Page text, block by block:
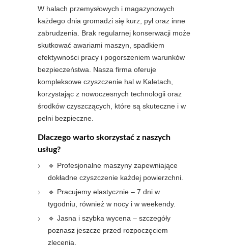
W halach przemysłowych i magazynowych
każdego dnia gromadzi się kurz, pył oraz inne
zabrudzenia. Brak regularnej konserwacji może
skutkować awariami maszyn, spadkiem
efektywności pracy i pogorszeniem warunków
bezpieczeństwa. Nasza firma oferuje
kompleksowe czyszczenie hal w Kaletach,
korzystając z nowoczesnych technologii oraz
środków czyszczących, które są skuteczne i w
pełni bezpieczne.
Dlaczego warto skorzystać z naszych
usług?
🔹 Profesjonalne maszyny zapewniające
dokładne czyszczenie każdej powierzchni.
🔹 Pracujemy elastycznie – 7 dni w
tygodniu, również w nocy i w weekendy.
🔹 Jasna i szybka wycena – szczegóły
poznasz jeszcze przed rozpoczęciem
zlecenia.